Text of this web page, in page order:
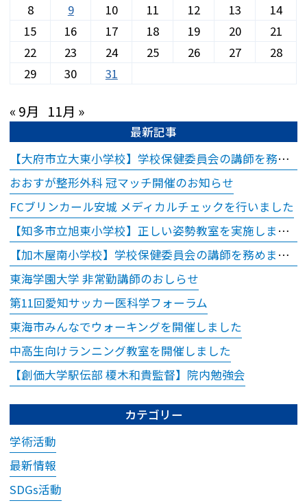
※急患対応や混雑状
お時間どおりにお呼
びできない場合があ
ります。
※ご予約時間から15
分以上超過されます
と、ご予約をキャン
セルさせていただき
ますので、お時間に
余裕を持ってお越し
ください。
※18歳（高校生）以
下のご受診について
18歳（高校生）以下
の方につきまして
は、保護者同伴での
ご受診をお願いして
おります。
ご本人様のみでご来
院の場合は、保護者
の方へご連絡・ご確
8
9 10 11 12 13
14
15
16 17 18 19 20
21
22
23 24 25 26 27
28
29
30 31
« 9月 11月 »
最新記事
【大府市立大東小学校】学校保健委員会の講師を務めました
おおすが整形外科 冠マッチ開催のお知らせ
FCブリンカール安城 メディカルチェックを行いました
【知多市立旭東小学校】正しい姿勢教室を実施しました
【加木屋南小学校】学校保健委員会の講師を務めました
東海学園大学 非常勤講師のおしらせ
第11回愛知サッカー医科学フォーラム
東海市みんなでウォーキングを開催しました
中高生向けランニング教室を開催しました
【創価大学駅伝部 榎木和貴監督】院内勉強会
カテゴリー
学術活動
最新情報
SDGs活動